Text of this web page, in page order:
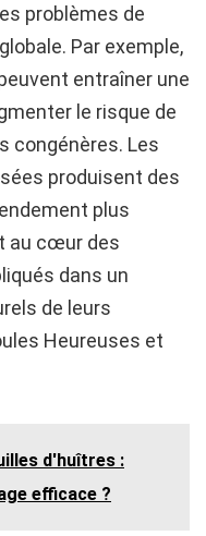
problèmes de
Par exemple,
entraîner une
le risque de
congénères. Les
produisent des
plus
au cœur des
dans un
de leurs
Heureuses et
d'huîtres :
efficace ?